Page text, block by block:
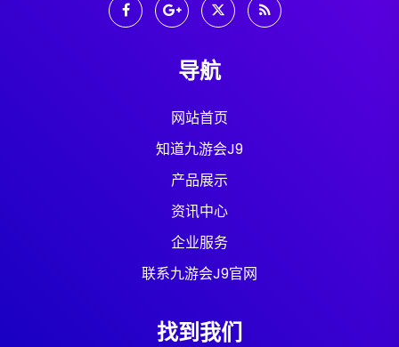
导航
网站首页
知道九游会J9
产品展示
资讯中心
企业服务
联系九游会J9官网
找到我们